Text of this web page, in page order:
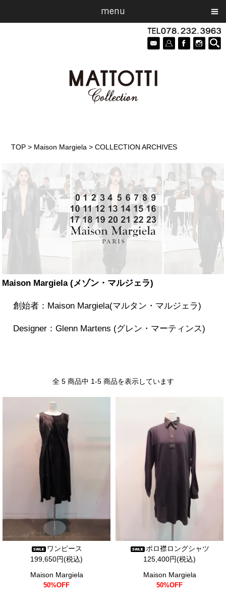
menu
TOP > Maison Margiela >COLLECTION ARCHIVES
Maison Margiela (メゾン・マルジェラ)
創始者：Maison Margiela(マルタン・マルジェラ)
Designer：Glenn Martens (グレン・マーティンス)
全 5 商品中 1-5 商品を表示しています
ワンピース
199,650円(税込)
Maison Margiela
50%OFF
ポロ襟ロングシャツ
125,400円(税込)
Maison Margiela
50%OFF